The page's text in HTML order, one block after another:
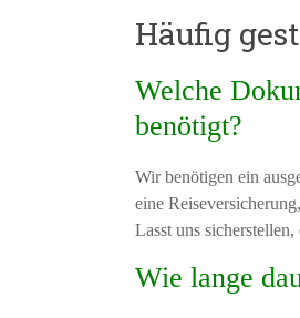
Häufig
Welche
benötigt?
Wir benötigen ein
eine
Lasst uns
Wie lange